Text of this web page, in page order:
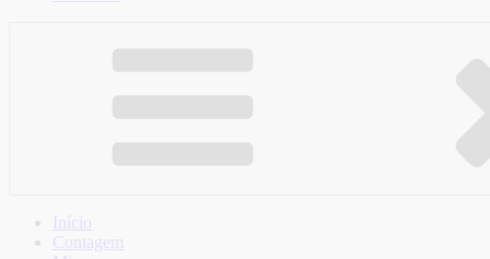
Início
Contagem